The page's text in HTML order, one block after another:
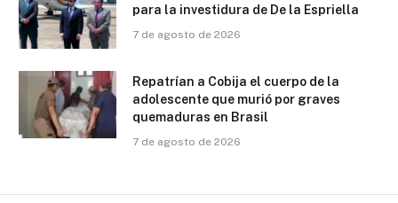
para la investidura de De la Espriella
7 de agosto de 2026
Repatrían a Cobija el cuerpo de la
adolescente que murió por graves
quemaduras en Brasil
7 de agosto de 2026